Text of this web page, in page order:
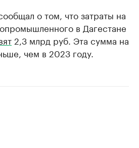
о том, что затраты на
в Дагестане
2,3 млрд руб. Эта сумма на
чем в 2023 году.